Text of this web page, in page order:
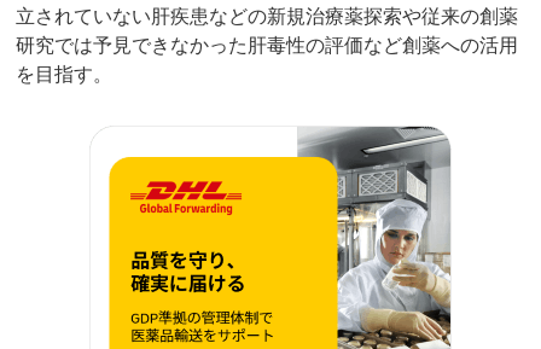
立されていない肝疾患などの新規治療薬探索や従来の創薬
研究では予見できなかった肝毒性の評価など創薬への活用
を目指す。